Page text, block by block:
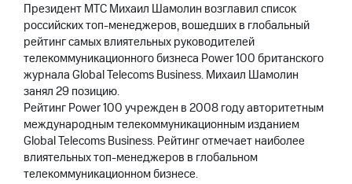
Президент МТС Михаил Шамолин возглавил список
российских топ-менеджеров, вошедших в глобальный
рейтинг самых влиятельных руководителей
телекоммуникационного бизнеса Power 100 британского
журнала Global Telecoms Business. Михаил Шамолин
занял 29 позицию.
Рейтинг Power 100 учрежден в 2008 году авторитетным
международным телекоммуникационным изданием
Global Telecoms Business. Рейтинг отмечает наиболее
влиятельных топ-менеджеров в глобальном
телекоммуникационном бизнесе.